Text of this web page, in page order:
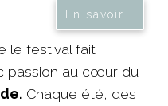
En savoir +
le festival fait
passion au cœur du
Chaque été, des